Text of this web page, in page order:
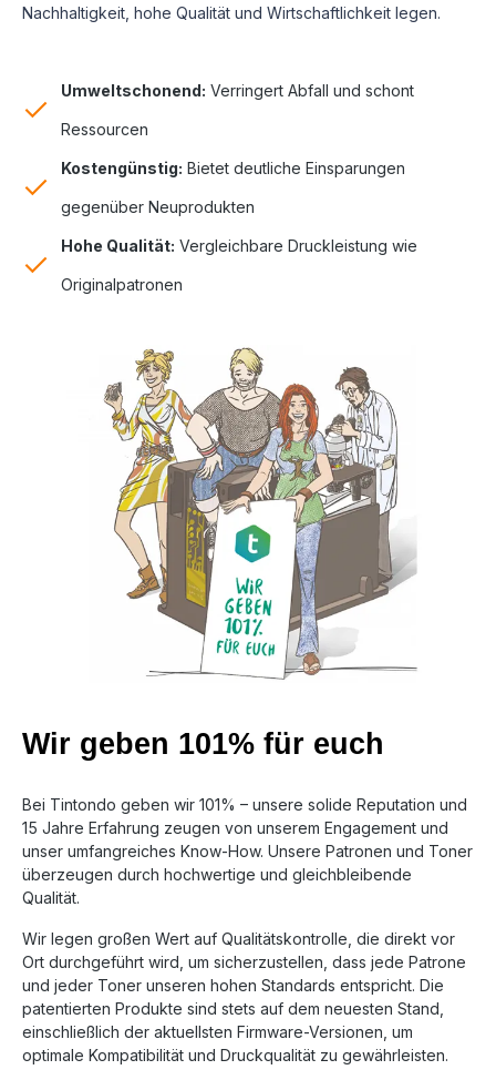
Nachhaltigkeit, hohe Qualität und Wirtschaftlichkeit legen.
Umweltschonend: Verringert Abfall und schont
Ressourcen
Kostengünstig: Bietet deutliche Einsparungen
gegenüber Neuprodukten
Hohe Qualität: Vergleichbare Druckleistung wie
Originalpatronen
Wir geben 101% für euch
Bei Tintondo geben wir 101% – unsere solide Reputation und
15 Jahre Erfahrung zeugen von unserem Engagement und
unser umfangreiches Know-How. Unsere Patronen und Toner
überzeugen durch hochwertige und gleichbleibende
Qualität.
Wir legen großen Wert auf Qualitätskontrolle, die direkt vor
Ort durchgeführt wird, um sicherzustellen, dass jede Patrone
und jeder Toner unseren hohen Standards entspricht. Die
patentierten Produkte sind stets auf dem neuesten Stand,
einschließlich der aktuellsten Firmware-Versionen, um
optimale Kompatibilität und Druckqualität zu gewährleisten.